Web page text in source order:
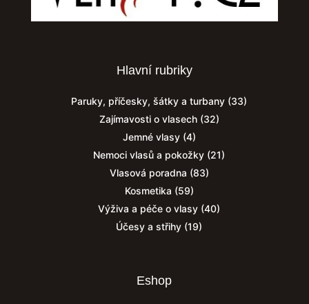
Hlavní rubriky
Paruky, příčesky, šátky a turbany (33)
Zajímavosti o vlasech(32)
Jemné vlasy(4)
Nemoci vlasů a pokožky (21)
Vlasová poradna (83)
Kosmetika (59)
Výživa a péče o vlasy (40)
Účesy a střihy (19)
Eshop